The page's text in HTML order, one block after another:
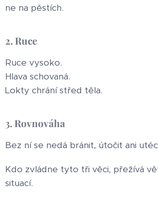
ne na pěstích.
2. Ruce
Ruce vysoko.
Hlava schovaná.
Lokty chrání střed těla.
3. Rovnováha
Bez ní se nedá bránit, útočit ani
Kdo zvládne tyto tři věci, přežívá
situací.